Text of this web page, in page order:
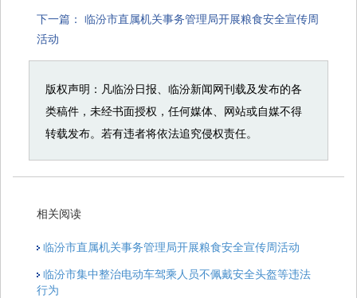
下一篇： 临汾市直属机关事务管理局开展粮食安全宣传周
活动
版权声明：凡临汾日报、临汾新闻网刊载及发布的各
类稿件，未经书面授权，任何媒体、网站或自媒不得
转载发布。若有违者将依法追究侵权责任。
相关阅读
临汾市直属机关事务管理局开展粮食安全宣传周活动
临汾市集中整治电动车驾乘人员不佩戴安全头盔等违法
行为